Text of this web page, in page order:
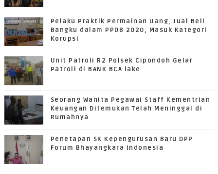
Pelaku Praktik Permainan Uang, Jual Beli
Bangku dalam PPDB 2020, Masuk Kategori
Korupsi
Unit Patroli R2 Polsek Cipondoh Gelar
Patroli di BANK BCA lake
Seorang Wanita Pegawai Staff Kementrian
Keuangan Ditemukan Telah Meninggal di
Rumahnya
Penetapan SK Kepengurusan Baru DPP
Forum Bhayangkara Indonesia